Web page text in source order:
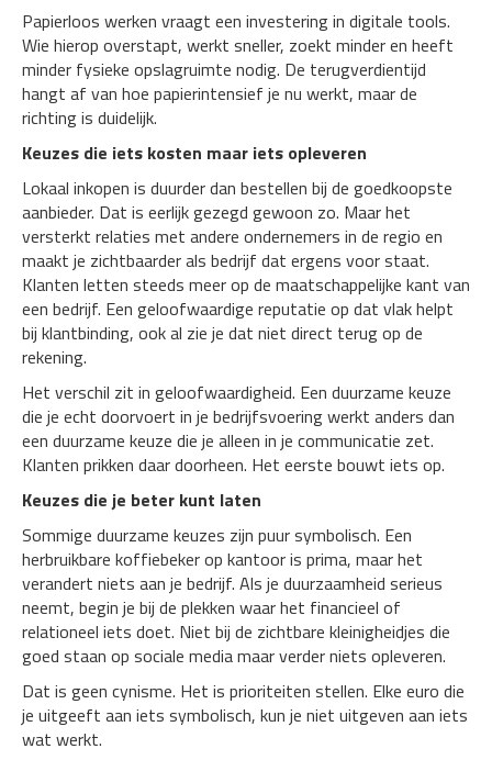
Papierloos werken vraagt een investering in digitale tools.
Wie hierop overstapt, werkt sneller, zoekt minder en heeft
minder fysieke opslagruimte nodig. De terugverdientijd
hangt af van hoe papierintensief je nu werkt, maar de
richting is duidelijk.
Keuzes die iets kosten maar iets opleveren
Lokaal inkopen is duurder dan bestellen bij de goedkoopste
aanbieder. Dat is eerlijk gezegd gewoon zo. Maar het
versterkt relaties met andere ondernemers in de regio en
maakt je zichtbaarder als bedrijf dat ergens voor staat.
Klanten letten steeds meer op de maatschappelijke kant van
een bedrijf. Een geloofwaardige reputatie op dat vlak helpt
bij klantbinding, ook al zie je dat niet direct terug op de
rekening.
Het verschil zit in geloofwaardigheid. Een duurzame keuze
die je echt doorvoert in je bedrijfsvoering werkt anders dan
een duurzame keuze die je alleen in je communicatie zet.
Klanten prikken daar doorheen. Het eerste bouwt iets op.
Keuzes die je beter kunt laten
Sommige duurzame keuzes zijn puur symbolisch. Een
herbruikbare koffiebeker op kantoor is prima, maar het
verandert niets aan je bedrijf. Als je duurzaamheid serieus
neemt, begin je bij de plekken waar het financieel of
relationeel iets doet. Niet bij de zichtbare kleinigheidjes die
goed staan op sociale media maar verder niets opleveren.
Dat is geen cynisme. Het is prioriteiten stellen. Elke euro die
je uitgeeft aan iets symbolisch, kun je niet uitgeven aan iets
wat werkt.